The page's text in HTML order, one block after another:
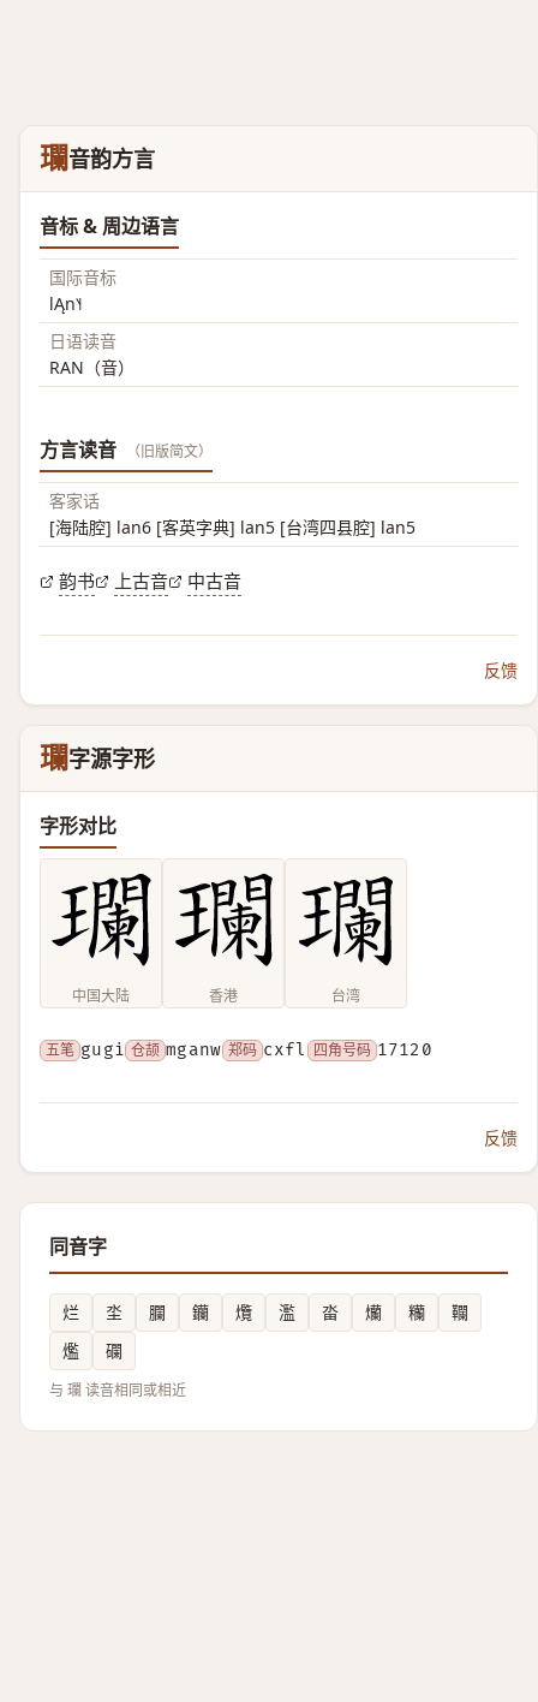
瓓音韵方言
音标 & 周边语言
国际音标
lĄn˥˧
日语读音
RAN（音）
方言读音 （旧版简文）
客家话
[海陆腔] lan6 [客英字典] lan5 [台湾四县腔] lan5
韵书 上古音 中古音
反馈
瓓字源字形
字形对比
中国大陆 香港 台湾
五笔 gugi 仓颉 mganw 郑码 cxfl 四角号码 17120
反馈
同音字
烂 坔 䑌 钄 爦 濫 畓 爤 糷
䪍
爁
䃹
与 瓓 读音相同或相近